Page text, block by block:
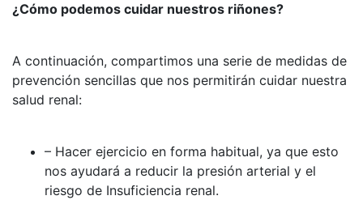
¿Cómo podemos cuidar nuestros riñones?
A continuación, compartimos una serie de medidas de
prevención sencillas que nos permitirán cuidar nuestra
salud renal:
– Hacer ejercicio en forma habitual, ya que esto
nos ayudará a reducir la presión arterial y el
riesgo de Insuficiencia renal.